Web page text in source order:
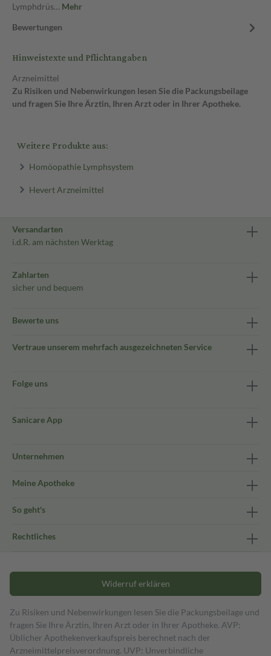
Lymphdrüs… Mehr
Bewertungen
Hinweistexte und Pflichtangaben
Arzneimittel
Zu Risiken und Nebenwirkungen lesen Sie die Packungsbeilage
und fragen Sie Ihre Ärztin, Ihren Arzt oder in Ihrer Apotheke.
Weitere Produkte aus:
Homöopathie Lymphsystem
Hevert Arzneimittel
Versandarten
i.d.R. am nächsten Werktag
Zahlarten
sicher und bequem
Bewerte uns
Vertraue unserem mehrfach ausgezeichneten Service
Folge uns
Sanicare App
Unternehmen
Meine Apotheke
So geht's
Rechtliches
Widerruf erklären
Zu Risiken und Nebenwirkungen lesen Sie die Packungsbeilage und
fragen Sie Ihre Ärztin, Ihren Arzt oder in Ihrer Apotheke. AVP:
Üblicher Apothekenverkaufspreis berechnet nach der
Arzneimittelpreisverordnung. UVP: Unverbindliche